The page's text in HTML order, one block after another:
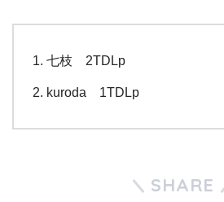
七枝 2TDLp
kuroda 1TDLp
SHARE